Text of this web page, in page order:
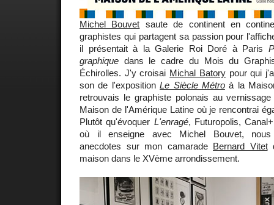
Michel Bouvet saute de continent en
graphistes qui partagent sa passion pour
il présentait à la Galerie Roi Doré à Paris
graphique dans le cadre du Mois du
Échirolles. J'y croisai Michal Batorypour qui
son de l'expositionLe Siècle Métroà la
retrouvais le graphiste polonais au
Maison de l'Amérique Latine où je rencontrai
Plutôt qu'évoquer L'enragé, Futuropolis,
où il enseigne avec Michel Bouvet, nous
anecdotes sur mon camarade Bernard Vitet
maison dans le XVème arrondissement.